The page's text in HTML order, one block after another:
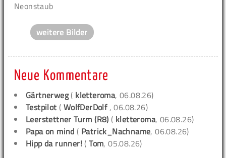
Neonstaub
weitere Bilder
Neue Kommentare
Gärtnerweg( kletteroma, 06.08.26)
Testpilot ( WolfDerDolf , 06.08.26)
Leerstettner Turm (R8) ( kletteroma, 06.08.26)
Papa on mind ( Patrick_Nachname, 06.08.26)
Hipp da runner! (Tom, 05.08.26)